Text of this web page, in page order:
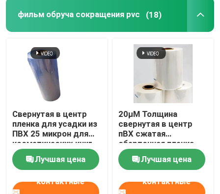
фильм обруча сокращения pvc (18)
Свернутая в центр
пленка для усадки из
ПВХ 25 микрон для
косметических книг
Лучшая цена
контактные
20μM Толщина
свернутая в центр
пВХ сжатая
оберточная пленка
для подарочных
корзинЛучшая цена
контактные